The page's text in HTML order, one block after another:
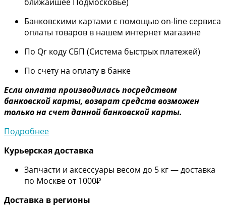
Банковскими картами с помощью on-line сервиса
оплаты товаров в нашем интернет магазине
По Qr коду СБП (Система быстрых платежей)
По счету на оплату в банке
Если оплата производилась посредством
банковской карты, возврат средств возможен
только на счет данной банковской карты.
Подробнее
Курьерская доставка
Запчасти и аксессуары весом до 5 кг — доставка
по Москве от 1000₽
Доставка в регионы